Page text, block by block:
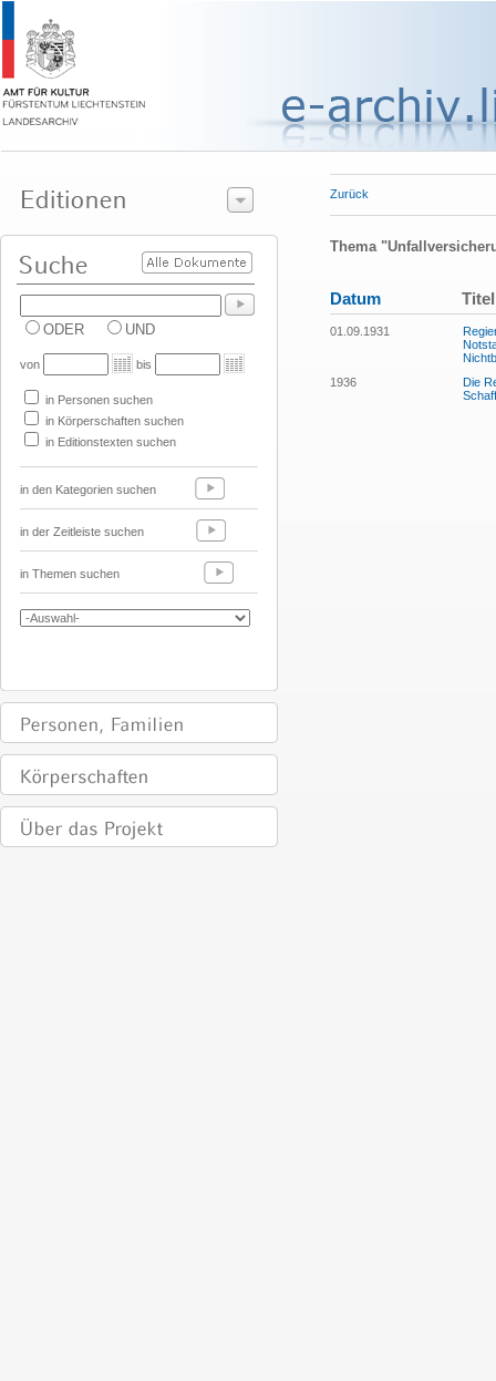
ODER UND
von bis
in Personen suchen
in Körperschaften suchen
in Editionstexten suchen
in den Kategorien suchen
in der Zeitleiste suchen
in Themen suchen
Zurück
Thema
Datum Titel
01.09.1931
1936
Die